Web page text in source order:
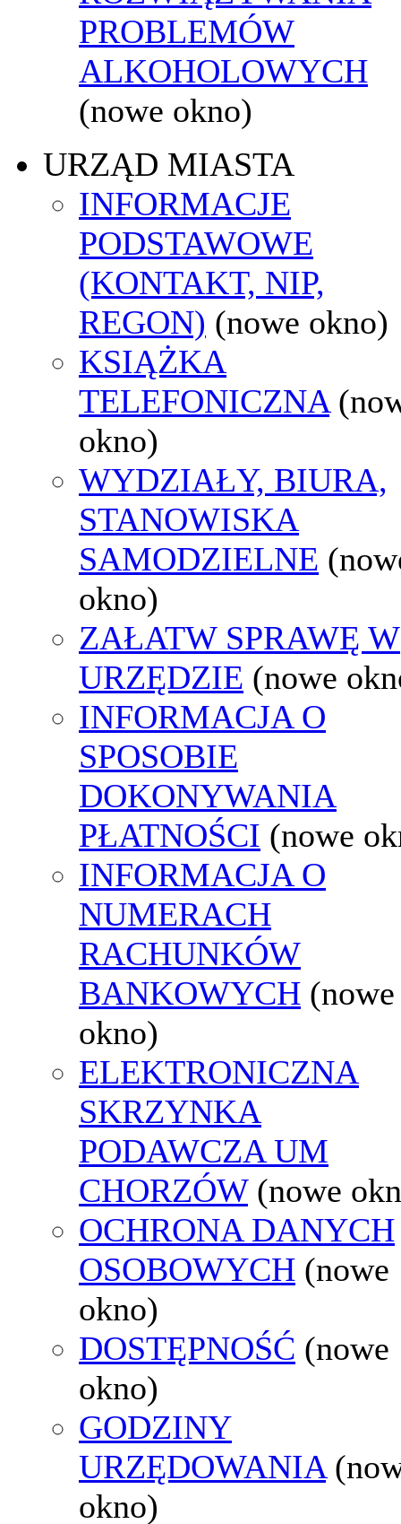
PROBLEMÓW
ALKOHOLOWYCH
(nowe okno)
URZĄD MIASTA
INFORMACJE
PODSTAWOWE
(KONTAKT, NIP,
REGON) (nowe okno)
KSIĄŻKA
TELEFONICZNA
okno)
WYDZIAŁY, BIURA,
STANOWISKA
SAMODZIELNE
okno)
ZAŁATW SPRAWĘ W
URZĘDZIE (nowe
INFORMACJA O
SPOSOBIE
DOKONYWANIA
PŁATNOŚCI (nowe
INFORMACJA O
NUMERACH
RACHUNKÓW
BANKOWYCH (nowe
okno)
ELEKTRONICZNA
SKRZYNKA
PODAWCZA UM
CHORZÓW (nowe
OCHRONA DANYCH
OSOBOWYCH (nowe
okno)
DOSTĘPNOŚĆ (nowe
okno)
GODZINY
URZĘDOWANIA
okno)